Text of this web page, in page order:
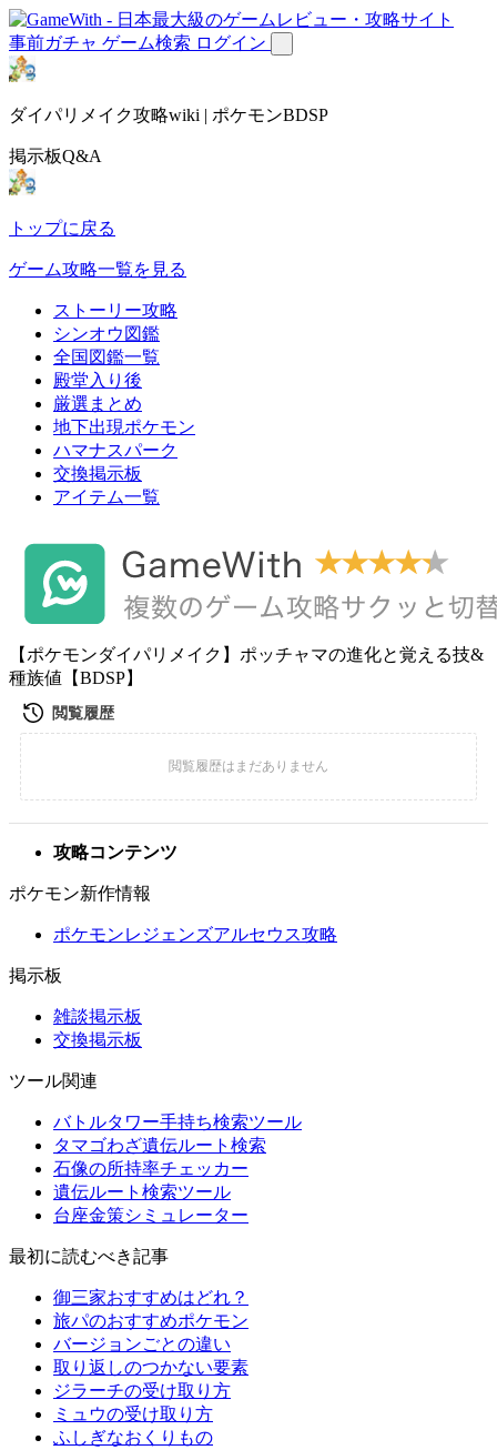
事前ガチャ ゲーム検索 ログイン
ダイパリメイク攻略wiki | ポケモンBDSP
掲示板Q&A
トップに戻る
ゲーム攻略一覧を見る
ストーリー攻略
シンオウ図鑑
全国図鑑一覧
殿堂入り後
厳選まとめ
地下出現ポケモン
ハマナスパーク
交換掲示板
アイテム一覧
【ポケモンダイパリメイク】ポッチャマの進化と覚える技&
種族値【BDSP】
攻略コンテンツ
ポケモン新作情報
ポケモンレジェンズアルセウス攻略
掲示板
雑談掲示板
交換掲示板
ツール関連
バトルタワー手持ち検索ツール
タマゴわざ遺伝ルート検索
石像の所持率チェッカー
遺伝ルート検索ツール
台座金策シミュレーター
最初に読むべき記事
御三家おすすめはどれ？
旅パのおすすめポケモン
バージョンごとの違い
取り返しのつかない要素
ジラーチの受け取り方
ミュウの受け取り方
ふしぎなおくりもの